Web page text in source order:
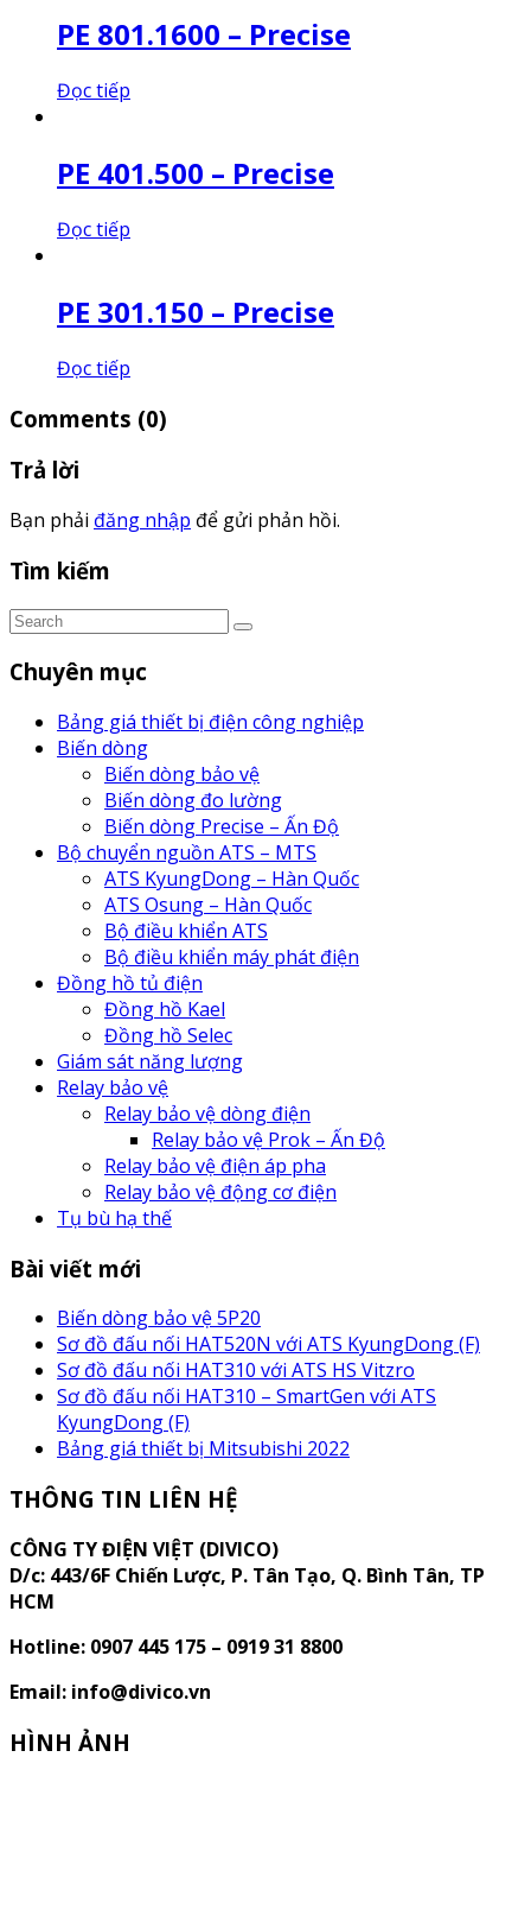
PE 801.1600 – Precise
Đọc tiếp
PE 401.500 – Precise
Đọc tiếp
PE 301.150 – Precise
Đọc tiếp
Comments (0)
Trả lời
Bạn phải đăng nhập để gửi phản hồi.
Tìm kiếm
Chuyên mục
Bảng giá thiết bị điện công nghiệp
Biến dòng
Biến dòng bảo vệ
Biến dòng đo lường
Biến dòng Precise – Ấn Độ
Bộ chuyển nguồn ATS – MTS
ATS KyungDong – Hàn Quốc
ATS Osung – Hàn Quốc
Bộ điều khiển ATS
Bộ điều khiển máy phát điện
Đồng hồ tủ điện
Đồng hồ Kael
Đồng hồ Selec
Giám sát năng lượng
Relay bảo vệ
Relay bảo vệ dòng điện
Relay bảo vệ Prok – Ấn Độ
Relay bảo vệ điện áp pha
Relay bảo vệ động cơ điện
Tụ bù hạ thế
Bài viết mới
Biến dòng bảo vệ 5P20
Sơ đồ đấu nối HAT520N với ATS KyungDong (F)
Sơ đồ đấu nối HAT310 với ATS HS Vitzro
Sơ đồ đấu nối HAT310 – SmartGen với ATS
KyungDong (F)
Bảng giá thiết bị Mitsubishi 2022
THÔNG TIN LIÊN HỆ
CÔNG TY ĐIỆN VIỆT (DIVICO)
D/c: 443/6F Chiến Lược, P. Tân Tạo, Q. Bình Tân, TP
HCM
Hotline: 0907 445 175 – 0919 31 8800
Email: info@divico.vn
HÌNH ẢNH